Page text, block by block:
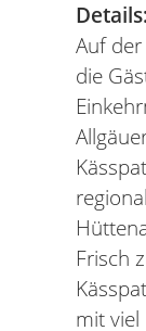
Details:
Auf
die
Frisch
mit viel